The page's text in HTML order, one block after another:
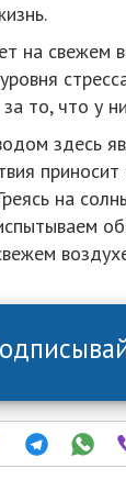
на свежем
то, что у
здесь
на